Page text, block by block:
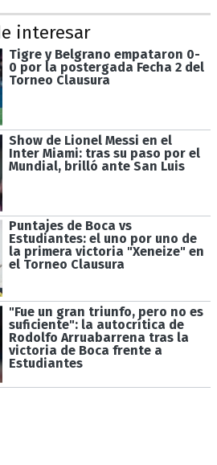
interesar
Tigre y Belgrano empataron 0-
0 por la postergada Fecha 2 del
Torneo Clausura
Show de Lionel Messi en el
Inter Miami: tras su paso por el
Mundial, brilló ante San Luis
Puntajes de Boca vs
Estudiantes: el uno por uno de
la primera victoria "Xeneize" en
el Torneo Clausura
"Fue un gran triunfo, pero no es
suficiente": la autocrítica de
Rodolfo Arruabarrena tras la
victoria de Boca frente a
Estudiantes